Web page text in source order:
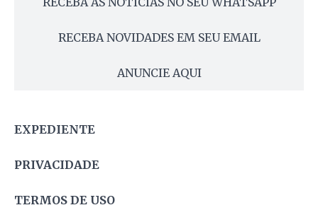
RECEBA NOVIDADES EM SEU EMAIL
ANUNCIE AQUI
EXPEDIENTE
PRIVACIDADE
TERMOS DE USO